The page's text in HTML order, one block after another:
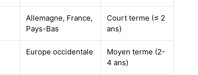
Allemagne, France,
Pays-Bas
Court terme (≤ 2
ans)
Europe occidentale
Moyen terme (2-
4 ans)